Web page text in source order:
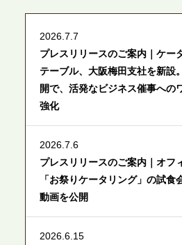
2026.7.7
プレスリリースのご案内｜ケー
テーブル、大阪梅田支社を新設
開で、活発なビジネス催事への
強化
2026.7.6
プレスリリースのご案内｜オフ
「お祭りケータリング」の試食
動画を公開
2026.6.15